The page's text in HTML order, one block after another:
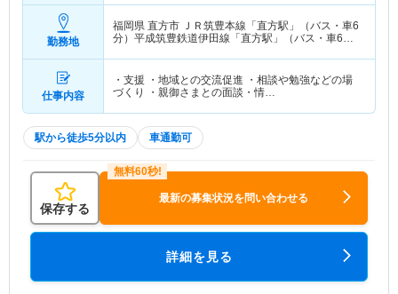
勤務地
福岡県 直方市 ＪＲ筑豊本線「直方駅」（バス・車6
分）平成筑豊鉄道伊田線「直方駅」（バス・車6
仕事内容
・支援 ・地域との交流促進 ・相談や勉強などの場
づくり ・親御さまとの面談・情…
駅から徒歩5分以内 車通勤可
保存する
最新の募集状況を問い合わせる
詳細を見る